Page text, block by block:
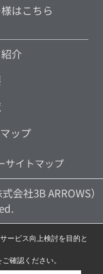
はこちら
介
ップ
サイトマップ
会社3B ARROWS）
ービス向上検討を目的と
ご確認ください。